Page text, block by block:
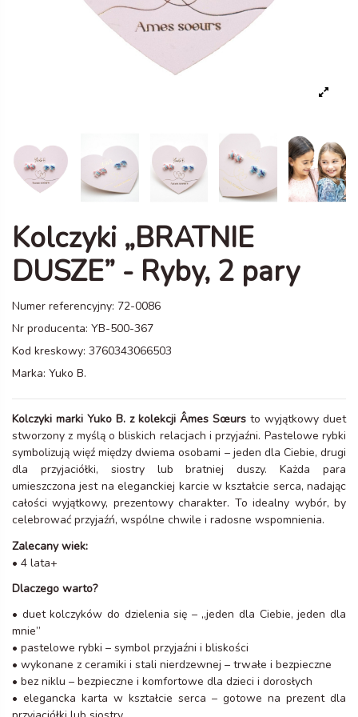
Kolczyki „BRATNIE
DUSZE” - Ryby, 2 pary
Numer referencyjny: 72-0086
Nr producenta: YB-500-367
Kod kreskowy: 3760343066503
Marka: Yuko B.
Kolczyki marki Yuko B. z kolekcji Âmes Sœurs to wyjątkowy duet
stworzony z myślą o bliskich relacjach i przyjaźni. Pastelowe rybki
symbolizują więź między dwiema osobami – jeden dla Ciebie, drugi
dla przyjaciółki, siostry lub bratniej duszy. Każda para
umieszczona jest na eleganckiej karcie w kształcie serca, nadając
całości wyjątkowy, prezentowy charakter. To idealny wybór, by
celebrować przyjaźń, wspólne chwile i radosne wspomnienia.
Zalecany wiek:
• 4 lata+
Dlaczego warto?
• duet kolczyków do dzielenia się – „jeden dla Ciebie, jeden dla
mnie”
• pastelowe rybki – symbol przyjaźni i bliskości
• wykonane z ceramiki i stali nierdzewnej – trwałe i bezpieczne
• bez niklu – bezpieczne i komfortowe dla dzieci i dorosłych
• elegancka karta w kształcie serca – gotowe na prezent dla